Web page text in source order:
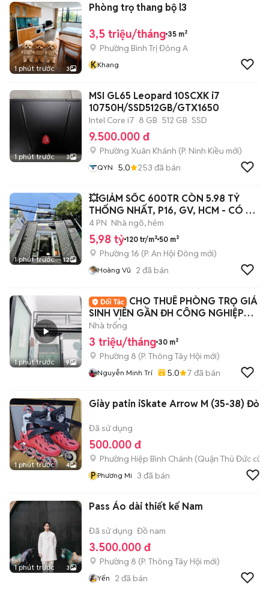
1 phút trước 3
Phòng trọ thang bộ l3
3,5 triệu/tháng 35 m²
Phường Bình Trị Đông A
KKhang
1 phút trước 3
MSI GL65 Leopard 10SCXK i7
10750H/SSD512GB/GTX1650
Intel Core i7 8 GB 512 GB SSD
9.500.000 đ
Phường Xuân Khánh (P. Ninh Kiều mới)
QYN 5.0 253 đã bán
1 phút trước 12
💥GIẢM SỐC 600TR CÒN 5.98 TỶ
THỐNG NHẤT, P16, GV, HCM - CÓ PN
TRỆT 🎉
4 PN Nhà ngõ, hẻm
5,98 tỷ 120 tr/m² 50 m²
Phường 16 (P. An Hội Đông mới)
Hoàng Vũ 2 đã bán
1 phút trước 9
CHO THUÊ PHÒNG TRỌ GIÁ
SINH VIÊN GẦN ĐH CÔNG NGHIỆP
GÒ VẤP
Nhà trống
3 triệu/tháng 30 m²
Phường 8 (P. Thông Tây Hội mới)
Nguyễn Minh Trí 5.0 7 đã bán
1 phút trước 4
Giày patin iSkate Arrow M (35-38) Đỏ
Đã sử dụng
500.000 đ
Phường Hiệp Bình Chánh (Quận Thủ Đức cũ)
P Phương Mi 3 đã bán
1 phút trước 3
Pass Áo dài thiết kế Nam
Đã sử dụng Đồ nam
3.500.000 đ
Phường 8 (P. Thông Tây Hội mới)
Yến 2 đã bán